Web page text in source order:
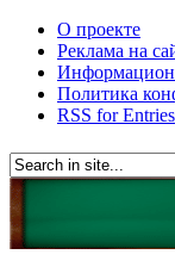
О проекте
Реклама на
Политика
RSS for Entries